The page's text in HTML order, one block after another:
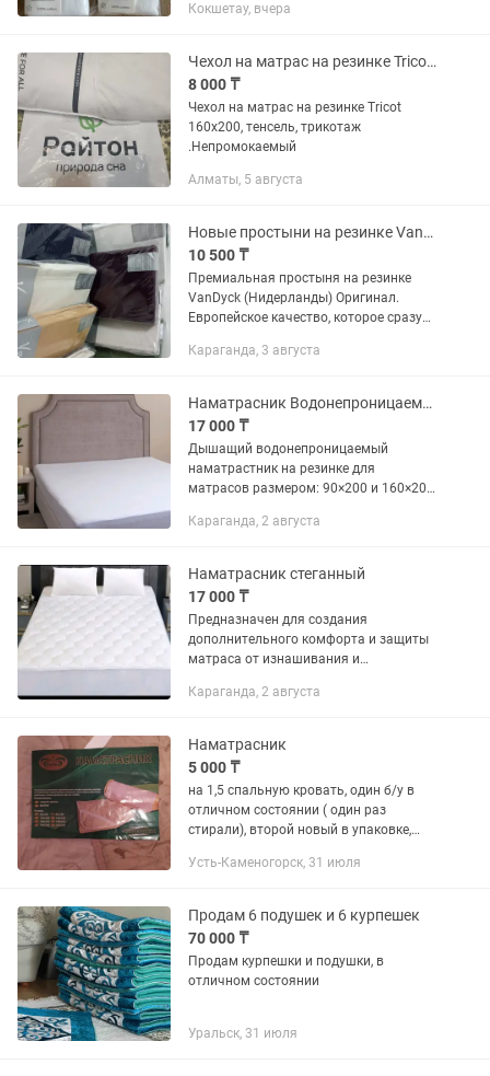
Кокшетау, вчера
Чехол на матрас на резинке Tricot 160x200, тенсель, трикотаж .Непромокаемый
8 000 ₸
Чехол на матрас на резинке Tricot
160x200, тенсель, трикотаж
.Непромокаемый
Алматы, 5 августа
Новые простыни на резинке VanDyck
10 500 ₸
Премиальная простыня на резинке
VanDyck (Нидерланды) Оригинал.
Европейское качество, которое сразу
идеально садится по матрасу. ✔️
Караганда, 3 августа
Наматрасник Водонепроницаемый
17 000 ₸
Дышащий водонепроницаемый
наматрастник на резинке для
матрасов размером: 90×200 и 160×200
поверхностностью . Наматрастник с
по бокам для...
Караганда, 2 августа
Наматрасник стеганный
17 000 ₸
Предназначен для создания
дополнительного комфорта и защиты
матраса от изнашивания и
микрофибра,гипоаллергенна и
изнашивается,с гладкой...
Караганда, 2 августа
Наматрасник
5 000 ₸
на 1,5 спальную кровать, один б/у в
отличном состоянии ( один раз
стирали), второй новый в упаковке,
шерсть, покрытие хлопок, по углам на
Усть-Каменогорск, 31 июля
Продам 6 подушек и 6 курпешек
70 000 ₸
Продам курпешки и подушки, в
отличном состоянии
Уральск, 31 июля